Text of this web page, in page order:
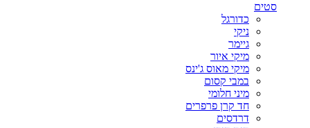
סטים
כדורגל
ניקי
גיימר
מיקי איור
מיקי מאוס ג'ינס
במבי קסום
מיני חלומי
חד קרן פרפרים
דרדסים